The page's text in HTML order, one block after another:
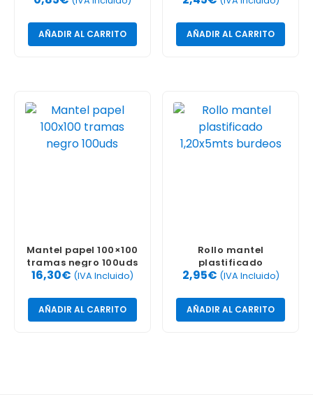
AÑADIR AL CARRITO AÑADIR AL CARRITO
Mantel papel 100×100
tramas negro 100uds
16,30€ (IVA Incluido)
AÑADIR AL CARRITO
Rollo mantel
plastificado
1,20x5mts burdeos
2,95€ (IVA Incluido)
AÑADIR AL CARRITO